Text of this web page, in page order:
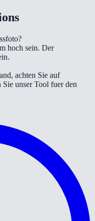
hoch sein. Der
achten Sie auf
unser Tool fuer den